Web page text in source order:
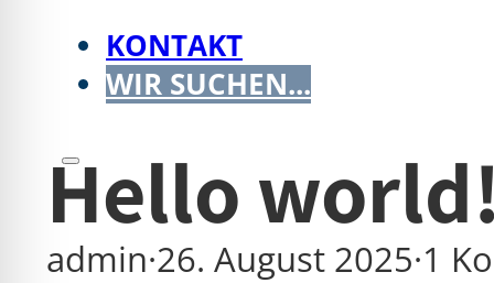
KONTAKT
WIR SUCHEN...
Hello world!
admin·26. August 2025·1